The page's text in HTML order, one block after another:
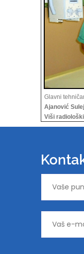
Glavni
Ajanović
Viši